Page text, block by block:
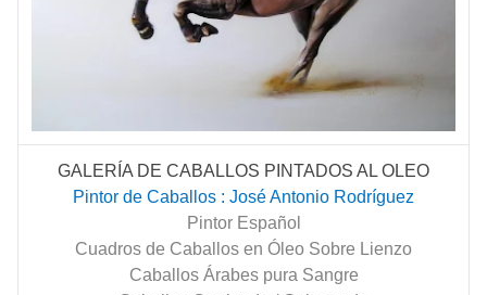
GALERÍA DE CABALLOS PINTADOS AL OLEO
Pintor de Caballos : José Antonio Rodríguez
Pintor Español
Cuadros de Caballos en Óleo Sobre Lienzo
Caballos Árabes pura Sangre